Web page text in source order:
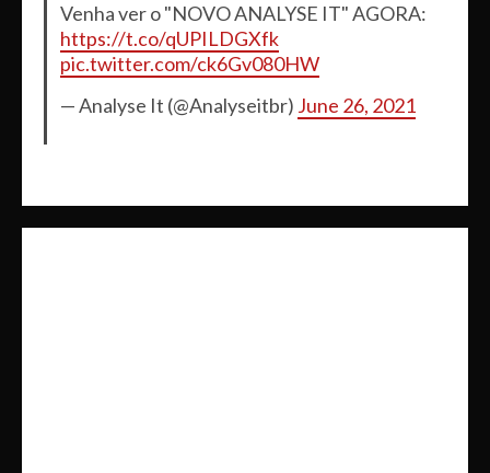
Venha ver o "NOVO ANALYSE IT" AGORA:
https://t.co/qUPILDGXfk
pic.twitter.com/ck6Gv080HW
— Analyse It (@Analyseitbr) June 26, 2021